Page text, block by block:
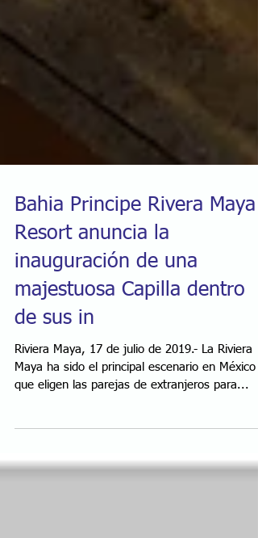
Bahia Principe Rivera Maya
Resort anuncia la
inauguración de una
majestuosa Capilla dentro
de sus in
Maya ha sido el principal escenario en México